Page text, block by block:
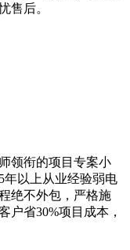
售后。
领衔的项目专案小
年以上从业经验弱电
绝不外包，严格施
户省30%项目成本，